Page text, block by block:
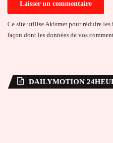
Ce site utilise Akismet pour réduire les
façon dont les données de vos
DAILYMOTION